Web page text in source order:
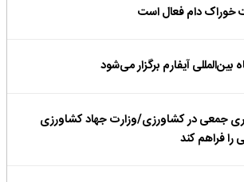
آیفارم برگزار می‌شود
جمعی در کشاورزی/وزارت جهاد کشاورزی
فراهم کند